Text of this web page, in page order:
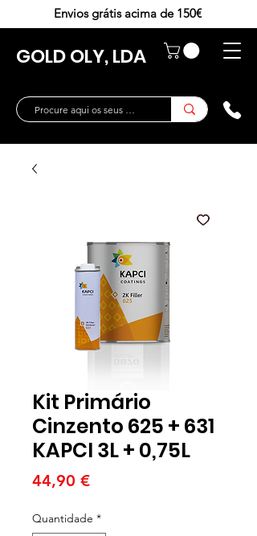
GOLD OLY, LDA
Envios grátis acima de 150€
Kit Primário
Cinzento 625 + 631
KAPCI 3L + 0,75L
44,90 €Preço
Quantidade *